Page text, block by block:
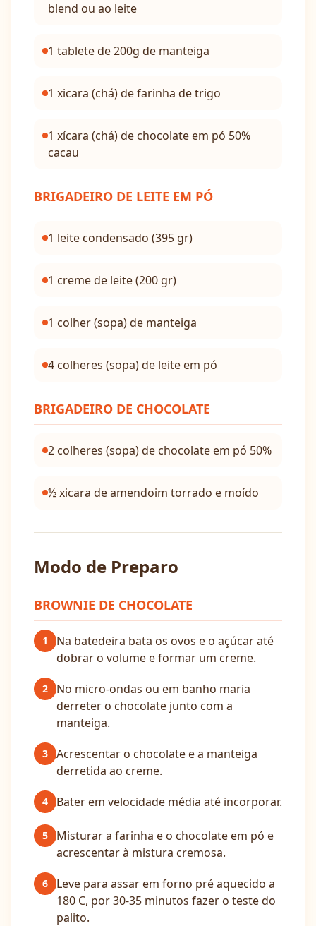
blend ou ao leite
1 tablete de 200g de manteiga
1 xicara (chá) de farinha de trigo
1 xícara (chá) de chocolate em pó 50%
cacau
BRIGADEIRO DE LEITE EM PÓ
1 leite condensado (395 gr)
1 creme de leite (200 gr)
1 colher (sopa) de manteiga
4 colheres (sopa) de leite em pó
BRIGADEIRO DE CHOCOLATE
2 colheres (sopa) de chocolate em pó 50%
½ xicara de amendoim torrado e moído
Modo de Preparo
BROWNIE DE CHOCOLATE
1
Na batedeira bata os ovos e o açúcar até
dobrar o volume e formar um creme.
2
No micro-ondas ou em banho maria
derreter o chocolate junto com a
manteiga.
3
Acrescentar o chocolate e a manteiga
derretida ao creme.
4 Bater em velocidade média até incorporar.
5
Misturar a farinha e o chocolate em pó e
acrescentar à mistura cremosa.
6
Leve para assar em forno pré aquecido a
180 C, por 30-35 minutos fazer o teste do
palito.